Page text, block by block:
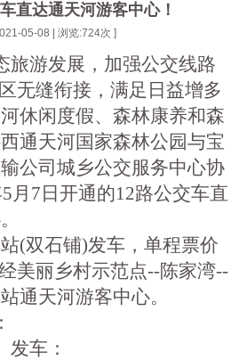
直达通天河游客中心！
05-08 | 浏览:724次 ]
旅游发展，加强公交线路
无缝衔接，满足日益增多
休闲度假、森林康养和森
通天河国家森林公园与宝
公司城乡公交服务中心协
5月 7 日开通的12路公交车直
(双石铺)发车，单程票价
美丽乡村示范点--陈家湾--
通天河游客中心。
发车：